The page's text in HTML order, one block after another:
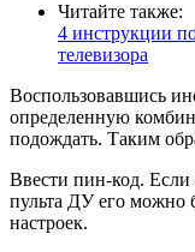
Читайте также:
4 инструкции
телевизора
Воспользовавшись
определенную
подождать. Таким
Ввести пин-код.
пульта ДУ его можно
настроек.